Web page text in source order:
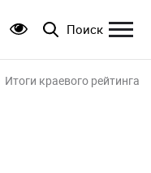
Поиск
Итоги краевого рейтинга